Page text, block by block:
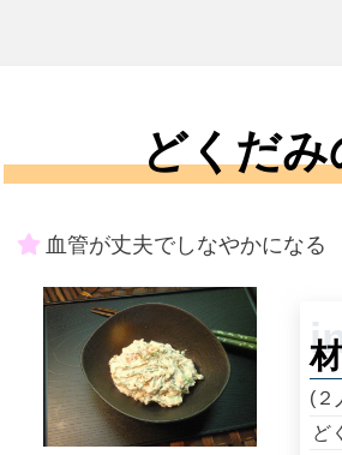
どくだみ
血管が丈夫でしなやかになる
(２
ど